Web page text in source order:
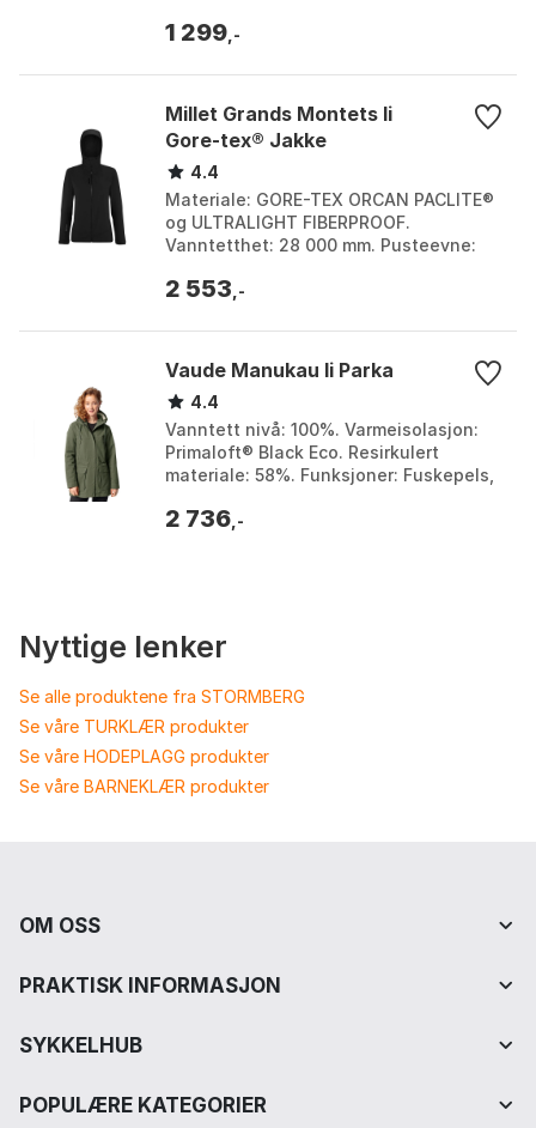
cactus, Navy 1, ...
1 299 ,-
Millet Grands Montets Ii
Gore-tex® Jakke
4.4
Materiale: GORE-TEX ORCAN PACLITE®
og ULTRALIGHT FIBERPROOF.
Vanntetthet: 28 000 mm. Pusteevne:
Black / black. Størrelse: S...
2 553 ,-
Vaude Manukau Ii Parka
4.4
Vanntett nivå: 100%. Varmeisolasjon:
Primaloft® Black Eco. Resirkulert
materiale: 58%. Funksjoner: Fuskepels,
wood, Dark sea, ...
2 736 ,-
Nyttige lenker
Se alle produktene fra STORMBERG
Se våre TURKLÆR produkter
Se våre HODEPLAGG produkter
Se våre BARNEKLÆR produkter
OM OSS
PRAKTISK INFORMASJON
SYKKELHUB
POPULÆRE KATEGORIER